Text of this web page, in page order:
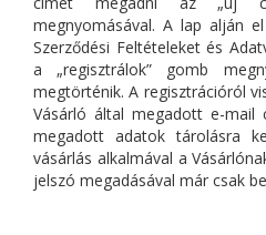
megnyomásával. A lap alján
Szerződési Feltételeket és
a „regisztrálok” gomb
megtörténik. A regisztrációról
Vásárló által megadott e-mail
megadott adatok tárolásra
vásárlás alkalmával a
jelszó megadásával már csak